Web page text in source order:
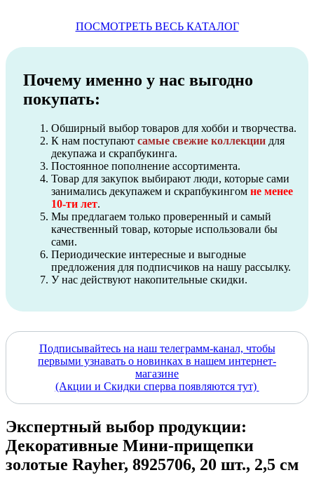
ПОСМОТРЕТЬ ВЕСЬ КАТАЛОГ
Почему именно у нас выгодно
покупать:
Обширный выбор товаров для хобби и творчества.
К нам поступают самые свежие коллекции для
декупажа и скрапбукинга.
Постоянное пополнение ассортимента.
Товар для закупок выбирают люди, которые сами
занимались декупажем и скрапбукингом не менее
10-ти лет.
Мы предлагаем только проверенный и самый
качественный товар, которые использовали бы
сами.
Периодические интересные и выгодные
предложения для подписчиков на нашу рассылку.
У нас действуют накопительные скидки.
Подписывайтесь на наш телеграмм-канал, чтобы
первыми узнавать о новинках в нашем интернет-
магазине
(Акции и Скидки сперва появляются тут)
Экспертный выбор продукции:
Декоративные Мини-прищепки
золотые Rayher, 8925706, 20 шт., 2,5 см